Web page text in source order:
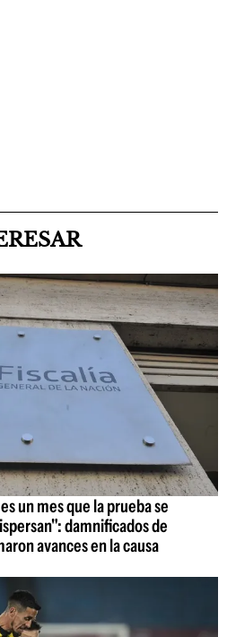
un mes que la prueba se
damnificados de
avances en la causa